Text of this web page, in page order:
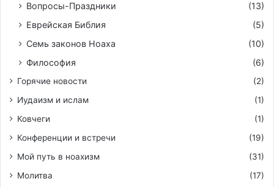
Вопросы-Праздники
(13)
Еврейская Библия
(5)
Семь законов Ноаха
(10)
Философия
(6)
Горячие новости
(2)
Иудаизм и ислам
(1)
Ковчеги
(1)
Конференции и встречи
(19)
Мой путь в ноахизм
(31)
Молитва
(17)